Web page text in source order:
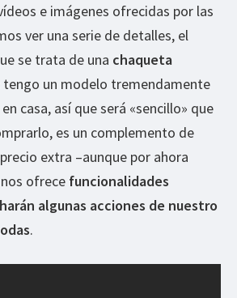
e imágenes ofrecidas por las
ver una serie de detalles, el
se trata de una chaqueta
tengo un modelo tremendamente
casa, así que será «sencillo» que
es un complemento de
extra –aunque por ahora
ofrece funcionalidades
algunas acciones de nuestro
.